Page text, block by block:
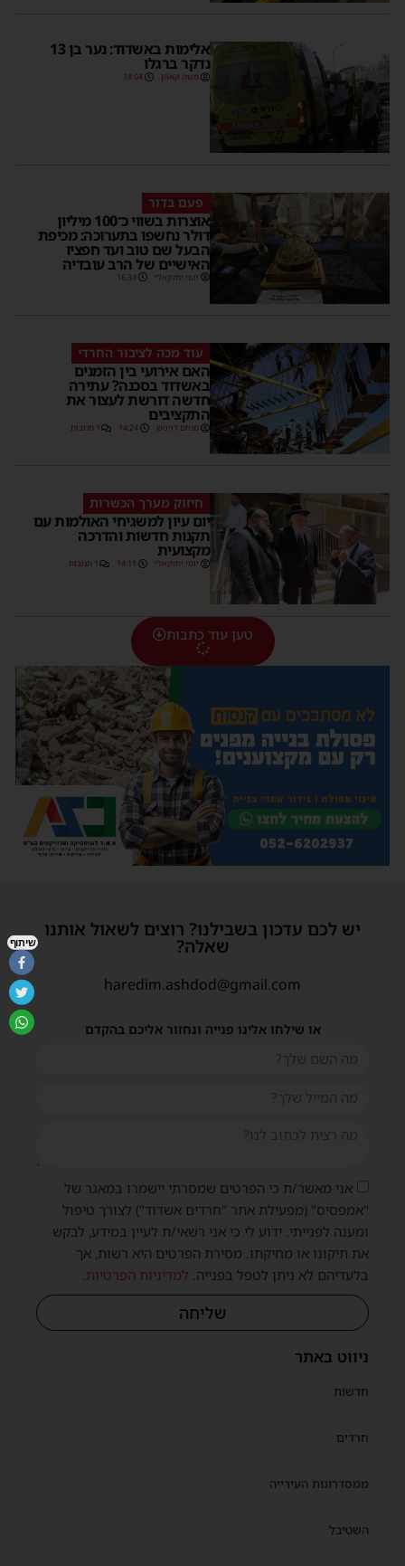
אלימות באשדוד: נער בן 13
נדקר ברגלו
משה קאהן 18:04
פעם בדור
אוצרות בשווי כ־100 מיליון
דולר נחשפו בתערוכה: מכיפת
הבעל שם טוב ועד חפציו
האישיים של הרב עובדיה
יוסי יחזקאלי 16:34
עוד מכה לציבור החרדי
האם אירועי בין הזמנים
באשדוד בסכנה? עתירה
חדשה דורשת לעצור את
התקציבים
מנחם דויטש 14:24 1 תגובות
חיזוק מערך הכשרות
יום עיון למשגיחי האולמות עם
תקנות חדשות והדרכה
מקצועית
יוסי יחזקאלי 14:11 1 תגובות
טען עוד כתבות
ניווט באתר
חדשות
חרדים
ממסדרונות העירייה
השטיבל
יש לכם עדכון בשבילנו? רוצים לשאול אותנו
שאלה?
haredim.ashdod@gmail.com
או שילחו אלינו פנייה ונחזור אליכם בהקדם
אני מאשר/ת כי הפרטים שמסרתי יישמרו במאגר של
"אמפסיס" (מפעילת אתר "חרדים אשדוד") לצורך טיפול
ומענה לפנייתי. ידוע לי כי אני רשאי/ת לעיין במידע, לבקש
את תיקונו או מחיקתו. מסירת הפרטים היא רשות, אך
בלעדיהם לא ניתן לטפל בפנייה. למדיניות הפרטיות.
שליחה
שיתוף